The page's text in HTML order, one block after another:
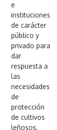
e
instituciones
de carácter
público y
privado para
dar
respuesta a
las
necesidades
de
protección
de cultivos
leñosos,